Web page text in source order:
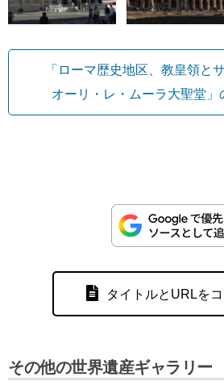
「ローマ歴史地区、教皇領と
オーリ・レ・ムーラ大聖堂」
タイトルとURLを
その他の世界遺産ギャラリー